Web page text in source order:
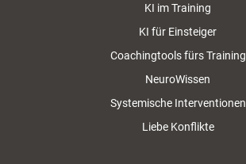
KI im Training
KI für Einsteiger
Coachingtools fürs Training
NeuroWissen
Systemische Interventionen
Liebe Konflikte